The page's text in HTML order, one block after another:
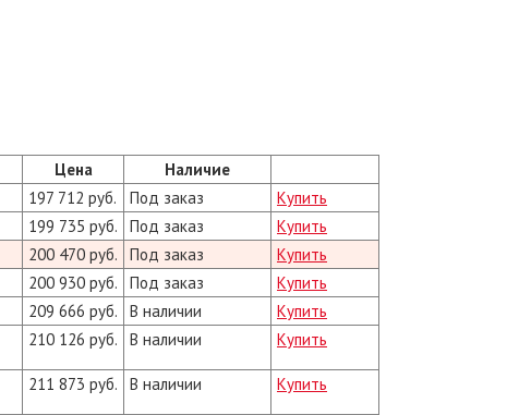
Цена
Наличие
197 712 руб. Под заказ
Купить
199 735 руб. Под заказ
Купить
200 470 руб. Под заказ
Купить
200 930 руб. Под заказ
Купить
209 666 руб. В наличии
Купить
210 126 руб. В наличии Купить
211 873 руб. В наличии Купить